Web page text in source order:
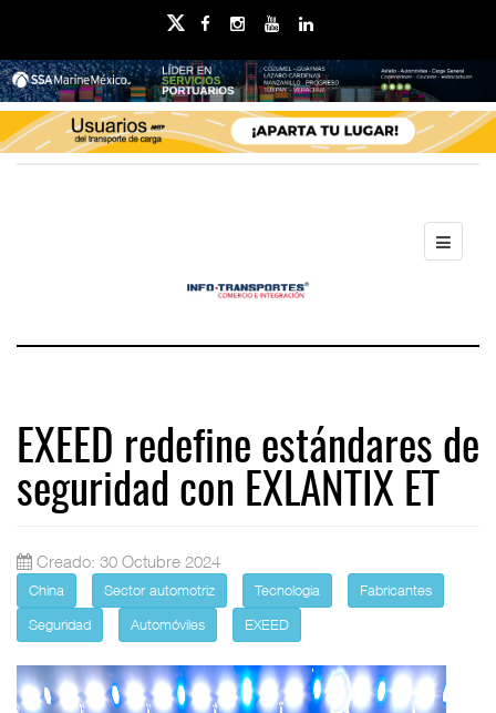
EXEED redefine estándares de
seguridad con EXLANTIX ET
Creado: 30 Octubre 2024
China Sector automotriz Tecnologia
Fabricantes
Seguridad
Automóviles EXEED